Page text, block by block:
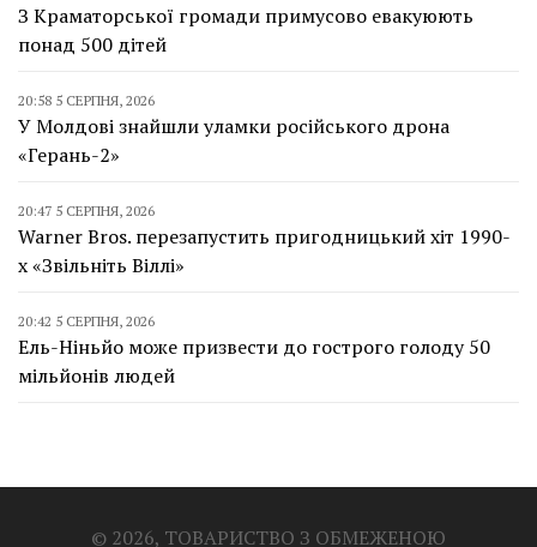
З Краматорської громади примусово евакуюють
понад 500 дітей
20:58 5 СЕРПНЯ, 2026
У Молдові знайшли уламки російського дрона
«Герань-2»
20:47 5 СЕРПНЯ, 2026
Warner Bros. перезапустить пригодницький хіт 1990-
х «Звільніть Віллі»
20:42 5 СЕРПНЯ, 2026
Ель-Ніньйо може призвести до гострого голоду 50
мільйонів людей
© 2026, ТОВАРИСТВО З ОБМЕЖЕНОЮ